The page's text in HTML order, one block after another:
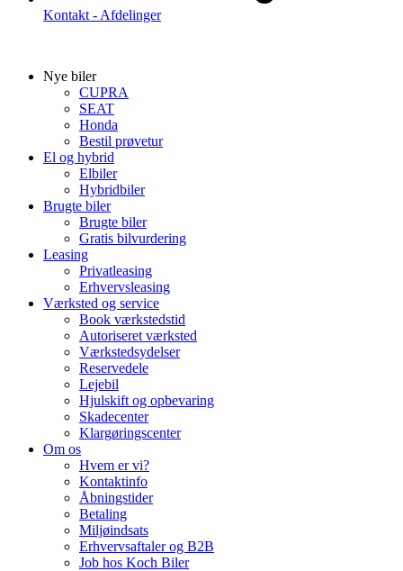
Kontakt - Afdelinger
Nye biler
CUPRA
SEAT
Honda
Bestil prøvetur
El og hybrid
Elbiler
Hybridbiler
Brugte biler
Brugte biler
Gratis bilvurdering
Leasing
Privatleasing
Erhvervsleasing
Værksted og service
Book værkstedstid
Autoriseret værksted
Værkstedsydelser
Reservedele
Lejebil
Hjulskift og opbevaring
Skadecenter
Klargøringscenter
Om os
Hvem er vi?
Kontaktinfo
Åbningstider
Betaling
Miljøindsats
Erhvervsaftaler og B2B
Job hos Koch Biler